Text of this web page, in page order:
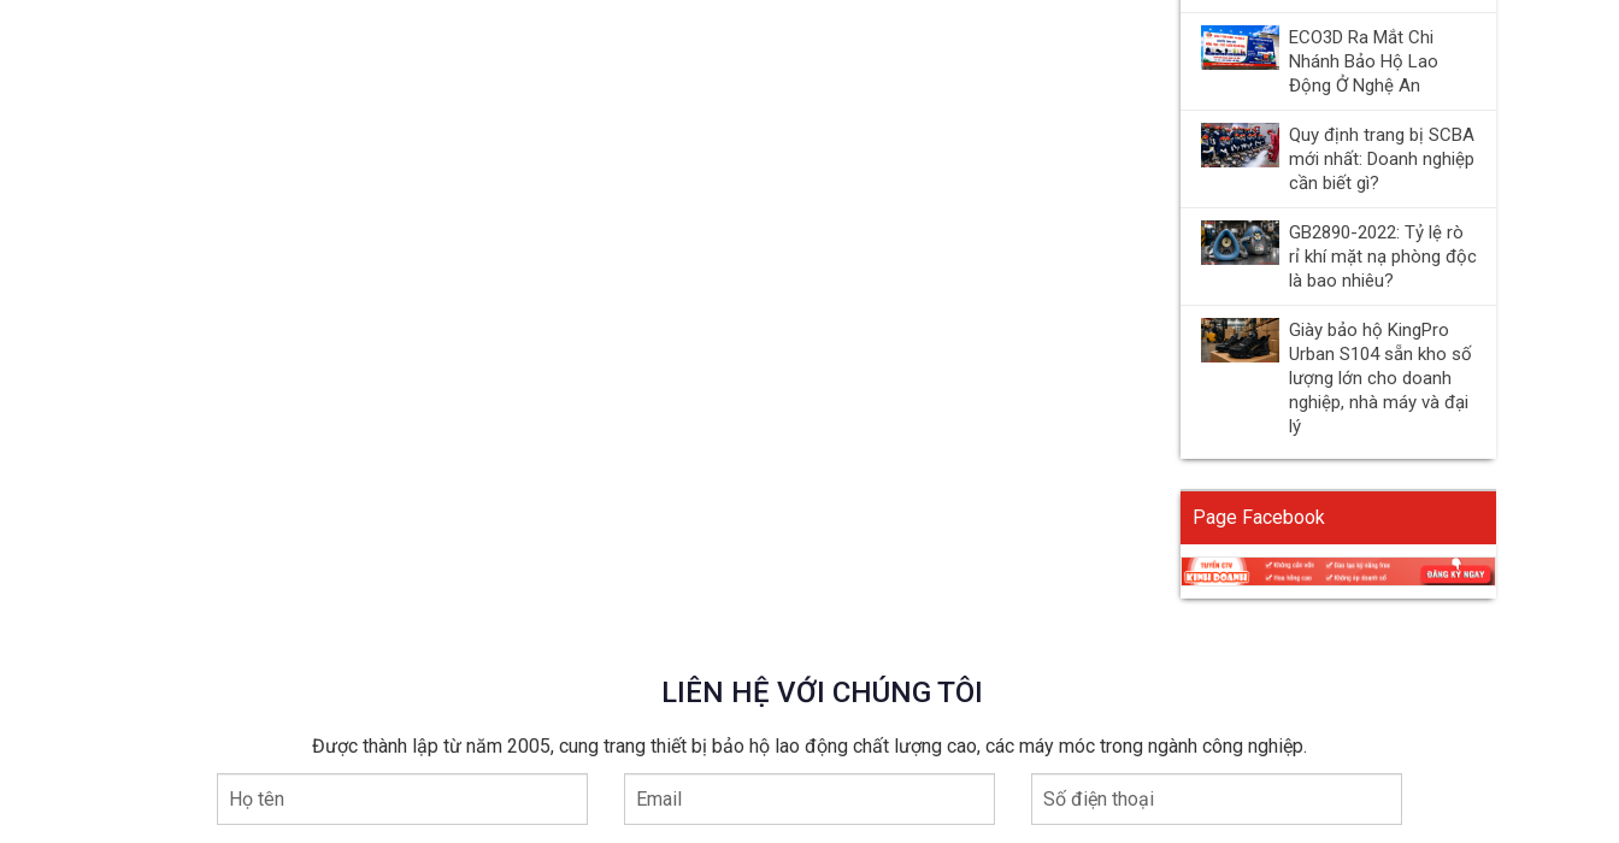
ECO3D Ra Mắt Chi
Nhánh Bảo Hộ Lao
Động Ở Nghệ An
Quy định trang bị SCBA
mới nhất: Doanh nghiệp
cần biết gì?
GB2890-2022: Tỷ lệ rò
rỉ khí mặt nạ phòng độc
là bao nhiêu?
Giày bảo hộ KingPro
Urban S104 sẵn kho số
lượng lớn cho doanh
nghiệp, nhà máy và đại
lý
Page Facebook
LIÊN HỆ VỚI CHÚNG TÔI
Được thành lập từ năm 2005, cung trang thiết bị bảo hộ lao động chất lượng cao, các máy móc trong ngành công nghiệp.
Họ tên Email Số điện thoại